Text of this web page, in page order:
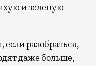
и зеленую
если разобраться,
даже больше,